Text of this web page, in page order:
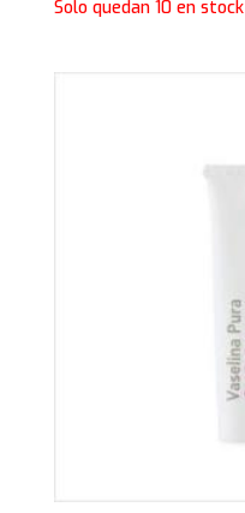
Solo quedan 10 en stock